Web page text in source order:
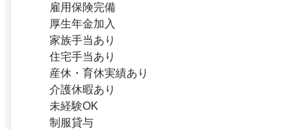
雇用保険完備
厚生年金加入
家族手当あり
住宅手当あり
産休・育休実績あり
介護休暇あり
未経験OK
制服貸与